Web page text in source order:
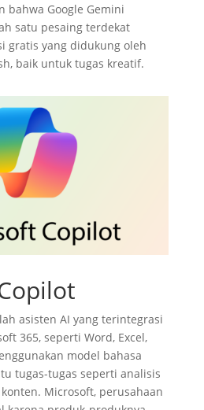
bahwa Google Gemini
satu pesaing terdekat
gratis yang didukung oleh
baik untuk tugas kreatif.
asisten AI yang terintegrasi
365, seperti Word, Excel,
model bahasa
tugas-tugas seperti analisis
Microsoft, perusahaan